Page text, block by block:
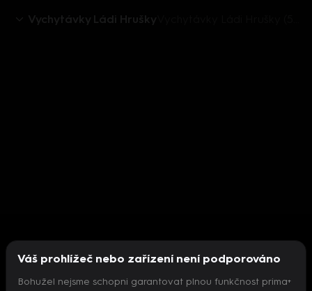
Vychytávky Ládi Hrušky
Váš prohlížeč nebo zařízení není podporováno
Bohužel nejsme schopni garantovat plnou funkčnost prima+